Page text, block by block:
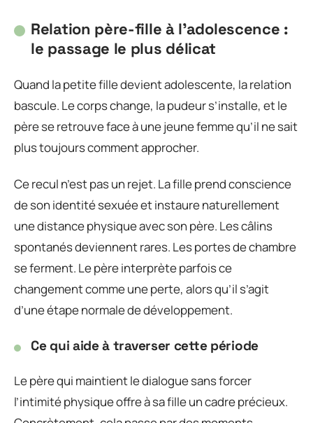
Relation père-fille à l’adolescence :
le passage le plus délicat
Quand la petite fille devient adolescente, la relation
bascule. Le corps change, la pudeur s’installe, et le
père se retrouve face à une jeune femme qu’il ne sait
plus toujours comment approcher.
Ce recul n’est pas un rejet. La fille prend conscience
de son identité sexuée et instaure naturellement
une distance physique avec son père. Les câlins
spontanés deviennent rares. Les portes de chambre
se ferment. Le père interprète parfois ce
changement comme une perte, alors qu’il s’agit
d’une étape normale de développement.
Ce qui aide à traverser cette période
Le père qui maintient le dialogue sans forcer
l’intimité physique offre à sa fille un cadre précieux.